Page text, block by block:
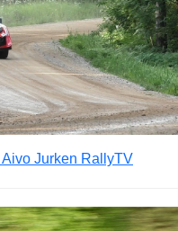
Jurken RallyTV